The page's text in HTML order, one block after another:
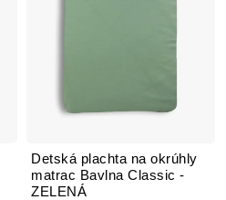
Detská plachta na okrúhly
matrac Bavlna Classic -
ZELENÁ